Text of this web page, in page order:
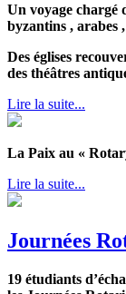
Un voyage chargé
byzantins , arabes
Des églises
des théâtres
Lire la suite...
La Paix au «
Lire la suite...
Journées
19 étudiants